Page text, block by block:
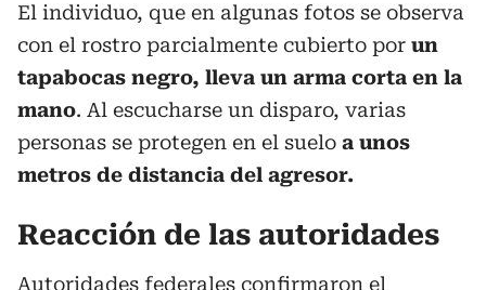
El individuo, que en algunas fotos se observa
con el rostro parcialmente cubierto por un
tapabocas negro, lleva un arma corta en la
mano. Al escucharse un disparo, varias
personas se protegen en el suelo a unos
metros de distancia del agresor.
Reacción de las autoridades
Autoridades federales confirmaron el